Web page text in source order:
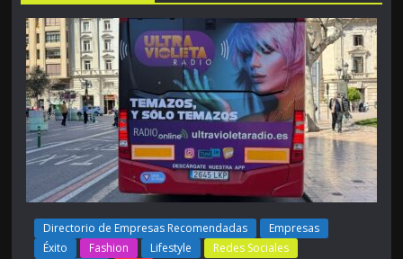
Directorio de Empresas Recomendadas
Empresas
Éxito
Fashion Lifestyle
Redes Sociales